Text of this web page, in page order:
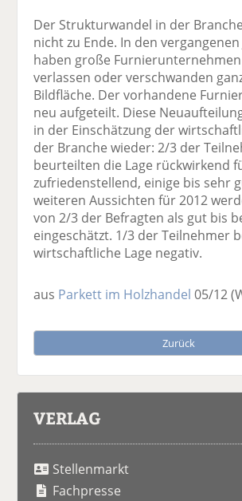
Der Strukturwandel in der
nicht zu Ende. In den vergangenen
haben große
verlassen oder verschwanden
Bildfläche. Der vorhandene
neu aufgeteilt. Diese
in der Einschätzung der
der Branche wieder: 2/3 der
beurteilten die Lage rückwirkend
zufriedenstellend, einige bis sehr
weiteren Aussichten für 2012
von 2/3 der Befragten als gut bis
eingeschätzt. 1/3 der Teilnehmer
wirtschaftliche Lage negativ.
aus Parkett im Holzhandel 05/12
Zurück
VERLAG
Stellenmarkt
Fachpresse